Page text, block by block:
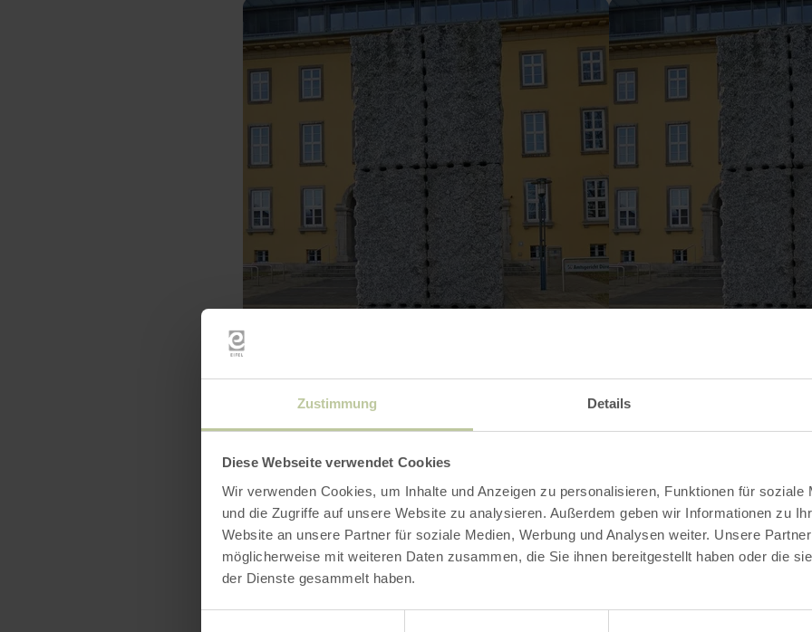
Zustimmung Details
Diese Webseite verwendet Cookies
Wir verwenden Cookies, um Inhalte und Anzeigen zu personalisieren, Funktionen für soziale
und die Zugriffe auf unsere Website zu analysieren. Außerdem geben wir Informationen zu
Website an unsere Partner für soziale Medien, Werbung und Analysen weiter. Unsere
möglicherweise mit weiteren Daten zusammen, die Sie ihnen bereitgestellt haben oder die
der Dienste gesammelt haben.
Contact